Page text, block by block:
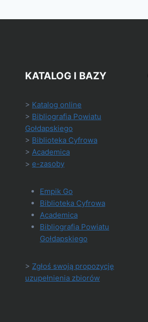
KATALOG I BAZY
> Katalog online
> Bibliografia Powiatu
Gołdapskiego
> Biblioteka Cyfrowa
> Academica
> e-zasoby
Empik Go
Biblioteka Cyfrowa
Academica
Bibliografia Powiatu
Gołdapskiego
> Zgłoś swoją propozycję
uzupełnienia zbiorów